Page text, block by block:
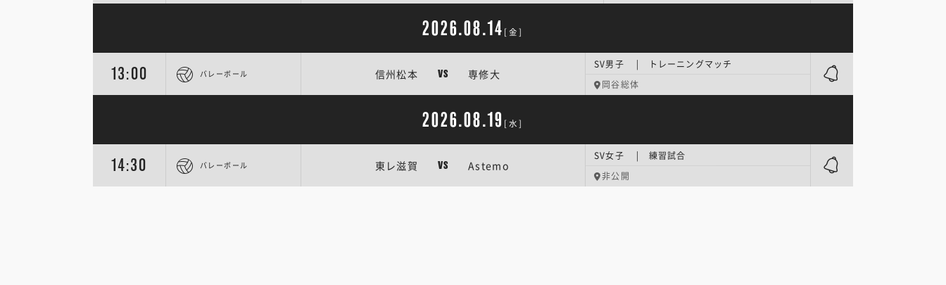
2026.08.14 [金]
13:00 バレーボール 信州松本 VS 専修大
SV男子 | トレーニングマッチ
岡谷総体
2026.08.19 [水]
14:30 バレーボール 東レ滋賀 VS Astemo
SV女子 | 練習試合
非公開